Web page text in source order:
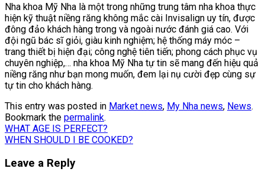
Nha khoa Mỹ Nha là một trong những trung tâm nha khoa thực
hiện kỹ thuật niềng răng không mắc cài Invisalign uy tín, được
đông đảo khách hàng trong và ngoài nước đánh giá cao. Với
đội ngũ bác sĩ giỏi, giàu kinh nghiệm; hệ thống máy móc –
trang thiết bị hiện đại; công nghệ tiên tiến; phong cách phục vụ
chuyên nghiệp,… nha khoa Mỹ Nha tự tin sẽ mang đến hiệu quả
niềng răng như bạn mong muốn, đem lại nụ cười đẹp cùng sự
tự tin cho khách hàng.
This entry was posted in Market news, My Nha news, News.
Bookmark the permalink.
WHAT AGE IS PERFECT?
WHEN SHOULD I BE COOKED?
Leave a Reply